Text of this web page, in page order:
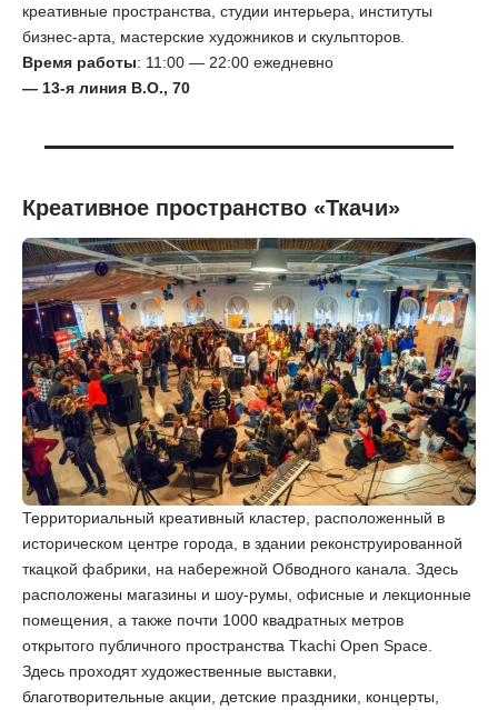
креативные пространства, студии интерьера, институты
бизнес-арта, мастерские художников и скульпторов.
Время работы: 11:00 — 22:00 ежедневно
— 13-я линия В.О., 70
Креативное пространство «Ткачи»
Территориальный креативный кластер, расположенный в
историческом центре города, в здании реконструированной
ткацкой фабрики, на набережной Обводного канала. Здесь
расположены магазины и шоу-румы, офисные и лекционные
помещения, а также почти 1000 квадратных метров
открытого публичного пространства Tkachi Open Space.
Здесь проходят художественные выставки,
благотворительные акции, детские праздники, концерты,